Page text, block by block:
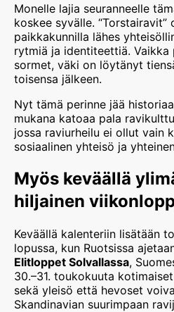
Monelle lajia seuranneelle
koskee syvälle.
paikkakunnilla lähes
rytmiä ja identiteettiä. Vaikka
sormet, väki on löytänyt
toisensa jälkeen.
Nyt tämä perinne jää
mukana katoaa pala
jossa raviurheilu ei ollut vain
sosiaalinen yhteisö ja
Myös keväällä
hiljainen
Keväällä kalenteriin lisätään
lopussa, kun Ruotsissa
Elitloppet Solvallassa,
30.–31. toukokuuta
sekä yleisö että hevoset
Skandinavian suurimpaan